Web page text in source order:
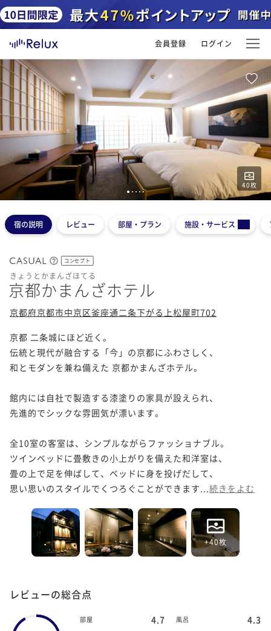
会員登録 ログイン
40枚
1 2 3 45
宿の説明 レビュー 部屋・プラン 施設・サービス
コンセプト
きょうとかまんざほてる
京都かまんざホテル
京都府京都市中京区釜座通二条下がる上松屋町702
京都 二条城にほど近く。
伝統と現代が融合する「今」の京都にふわさしく、
和とモダンを兼ね備えた 京都かまんざホテル。
館内には自社で製造する漆塗りの家具が設えられ、
先進的でシックな雰囲気が漂います。
全10室の客室は、シンプルながらファッショナブル。
ツインベッドに畳敷きの小上がりを備えた和洋室は、
畳の上で足を伸ばして、ベッドに身を投げだして、
思い思いのスタイルでくつろぐことができます... 続きをよむ
+40枚
レビューの総合点
部屋 4.7 風呂 4.3